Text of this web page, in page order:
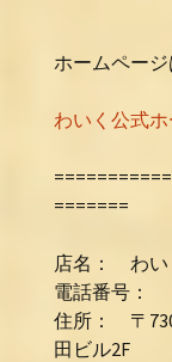
ホームペー
わいく公式
=======
店名： わい
電話番号：
住所： 〒
田ビル2F